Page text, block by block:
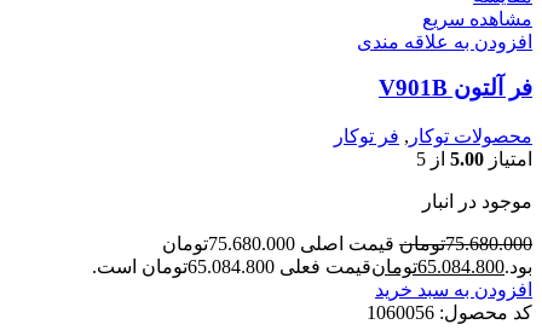
مشاهده سریع
افزودن به علاقه مندی
فر آلتون V901B
محصولات توکار , فر توکار
امتیاز 5.00 از 5
موجود در انبار
75.680.000تومان
قیمت اصلی 75.680.000تومان
بود.65.084.800تومانقیمت فعلی 65.084.800تومان است.
افزودن به سبد خرید
کد محصول: 1060056